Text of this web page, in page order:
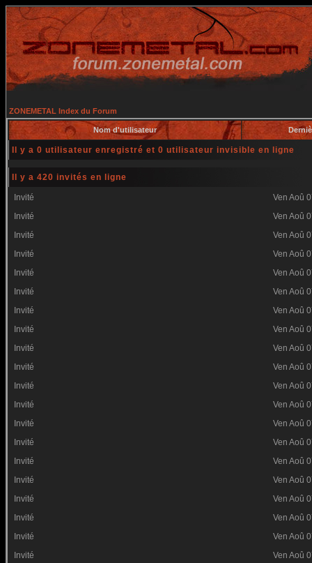
ZONEMETAL Index du Forum
Nom d'utilisateur
Il y a 0 utilisateur enregistré et 0 utilisateur invisible en ligne
Il y a 420 invités en ligne
Invité
Ven Aoû
Invité
Ven Aoû
Invité
Ven Aoû
Invité
Ven Aoû
Invité
Ven Aoû
Invité
Ven Aoû
Invité
Ven Aoû
Invité
Ven Aoû
Invité
Ven Aoû
Invité
Ven Aoû
Invité
Ven Aoû
Invité
Ven Aoû
Invité
Ven Aoû
Invité
Ven Aoû
Invité
Ven Aoû
Invité
Ven Aoû
Invité
Ven Aoû
Invité
Ven Aoû
Invité
Ven Aoû
Invité
Ven Aoû